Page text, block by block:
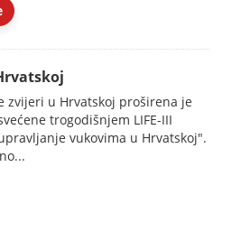
zvijeri u Hrvatskoj proširena je
trogodišnjem LIFE-III
vukovima u Hrvatskoj".